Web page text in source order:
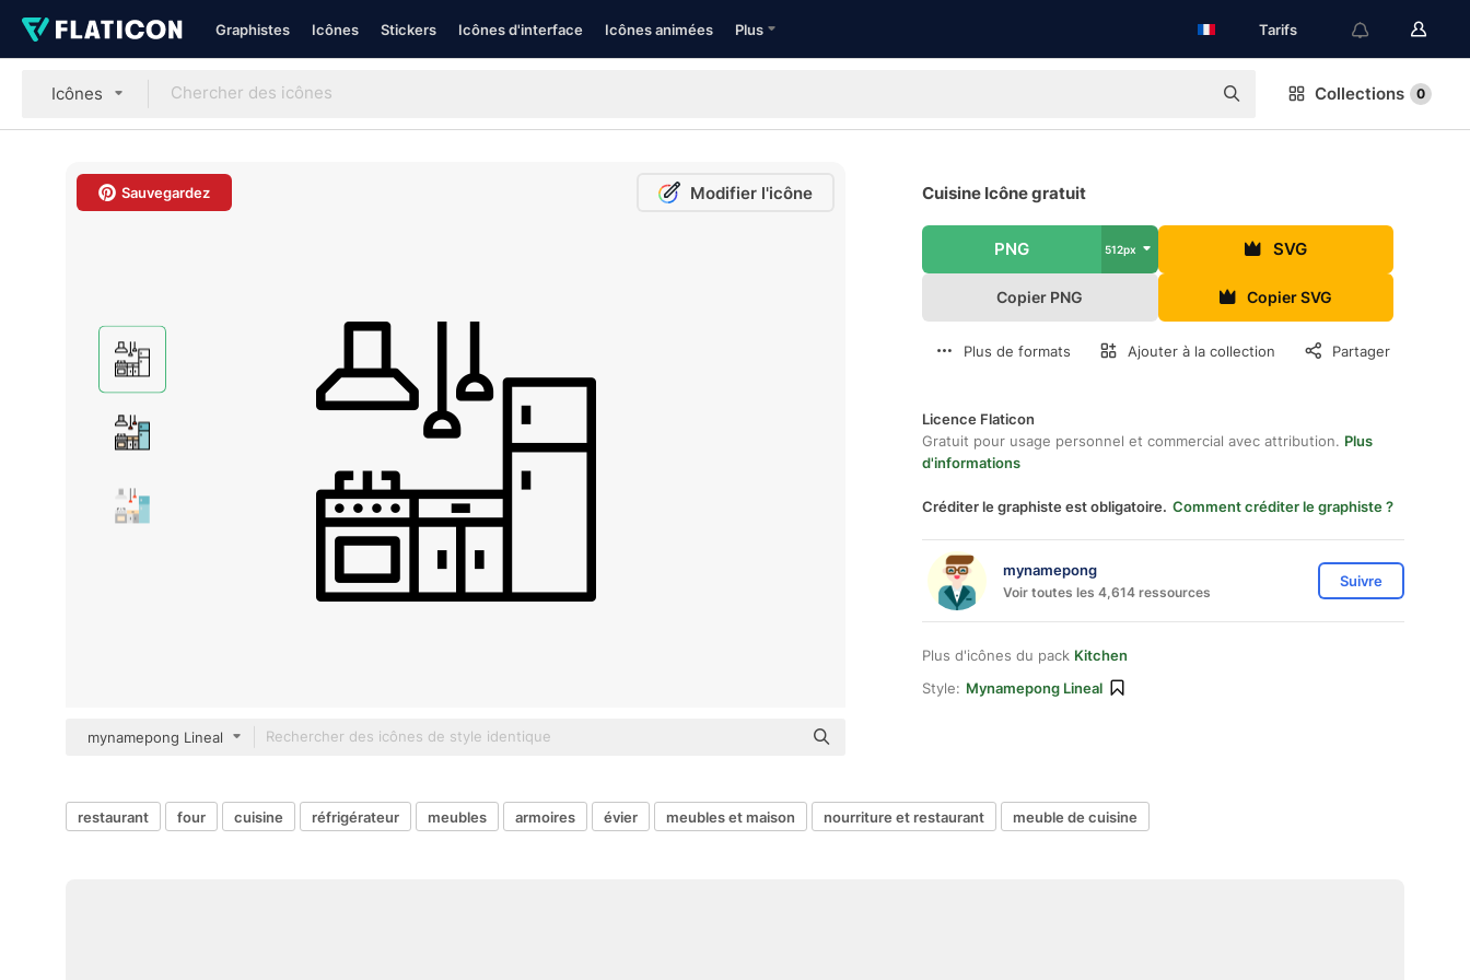
Graphistes Icônes Stickers Icônes d'interface Icônes animées Plus Tarifs
Icônes Collections 0
Sauvegardez Modifier l'icône
mynamepong Lineal
Cuisine Icône gratuit
PNG 512px SVG
Copier PNG Copier SVG
Plus de formats Ajouter à la collection Partager
Licence Flaticon
Gratuit pour usage personnel et commercial avec attribution. Plus
d'informations
Créditer le graphiste est obligatoire. Comment créditer le graphiste ?
mynamepong
Voir toutes les 4,614 ressources
Suivre
Plus d'icônes du pack Kitchen
Style: Mynamepong Lineal
restaurant four cuisine réfrigérateur meubles armoires évier meubles et maison nourriture et restaurant meuble de cuisine